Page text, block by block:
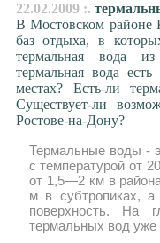
22.02.2009 :.
В Мостовском районе
баз отдыха, в
термальная вода
термальная вода
местах? Есть-ли
Существует-ли
Ростове-на-Дону?
Термальные воды -
с температурой от
от 1,5—2 км в
м в субтропиках,
поверхность. На
термальных вод уже